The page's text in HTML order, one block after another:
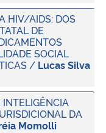
HIV/AIDS: DOS
DE
SOCIAL
/ Lucas Silva
DA
Momolli